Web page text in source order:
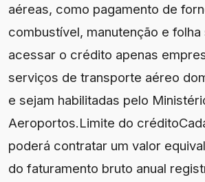
aéreas, como pagamento de
combustível, manutenção e folha
acessar o crédito apenas
serviços de transporte aéreo
e sejam habilitadas pelo
Aeroportos.Limite do
poderá contratar um valor
do faturamento bruto anual